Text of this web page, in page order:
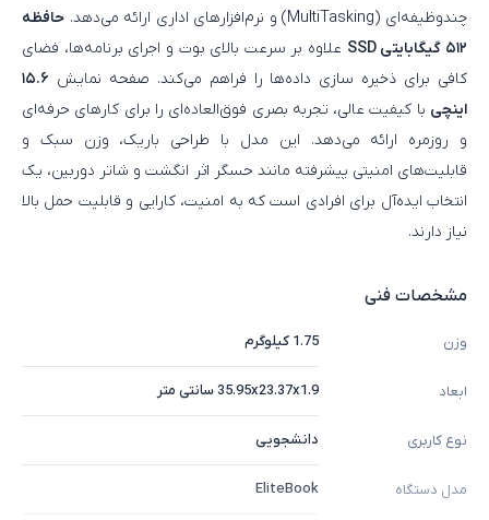
چندوظیفه‌ای (MultiTasking) و نرم‌افزارهای اداری ارائه می‌دهد.
حافظه
۵۱۲ گیگابایتی SSD
علاوه بر سرعت بالای بوت و اجرای برنامه‌ها، فضای
کافی برای ذخیره‌ سازی داده‌ها را فراهم می‌کند. صفحه‌ نمایش ۱۵.۶
اینچی با کیفیت عالی، تجربه بصری فوق‌العاده‌ای را برای کارهای حرفه‌ای
و روزمره ارائه می‌دهد. این مدل با طراحی باریک، وزن سبک و
قابلیت‌های امنیتی پیشرفته مانند حسگر اثر انگشت و شاتر دوربین، یک
انتخاب ایده‌آل برای افرادی است که به امنیت، کارایی و قابلیت حمل بالا
نیاز دارند.
مشخصات فنی
وزن 1.75 کیلوگرم
ابعاد 35.95x23.37x1.9 سانتی متر
نوع کاربری دانشجویی
مدل دستگاه EliteBook